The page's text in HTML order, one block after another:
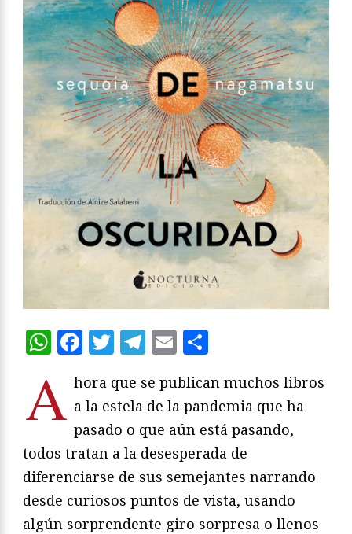
WhatsApp
Facebook
Twitter
Telegram
Email
A hora que se publican muchos libros
a la estela de la pandemia que ha
pasado o que aún está pasando,
todos tratan a la desesperada de
diferenciarse de sus semejantes narrando
desde curiosos puntos de vista, usando
algún sorprendente giro sorpresa o llenos